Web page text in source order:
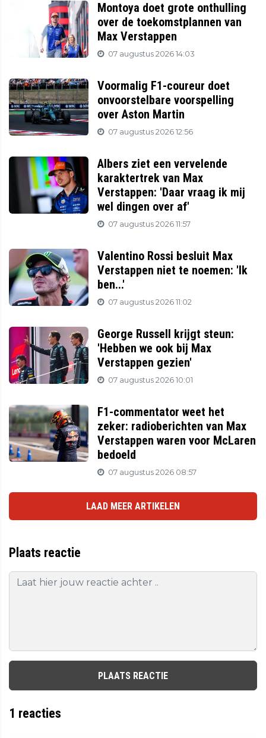
Montoya doet grote onthulling
over de toekomstplannen van
Max Verstappen
07 augustus 2026 14:03
Voormalig F1-coureur doet
onvoorstelbare voorspelling
over Aston Martin
07 augustus 2026 12:56
Albers ziet een vervelende
karaktertrek van Max
Verstappen: 'Daar vraag ik mij
wel dingen over af'
07 augustus 2026 11:57
Valentino Rossi besluit Max
Verstappen niet te noemen: 'Ik
ben...'
07 augustus 2026 11:02
George Russell krijgt steun:
'Hebben we ook bij Max
Verstappen gezien'
07 augustus 2026 10:01
F1-commentator weet het
zeker: radioberichten van Max
Verstappen waren voor McLaren
bedoeld
07 augustus 2026 08:57
LAAD MEER ARTIKELEN
Plaats reactie
PLAATS REACTIE
1 reacties